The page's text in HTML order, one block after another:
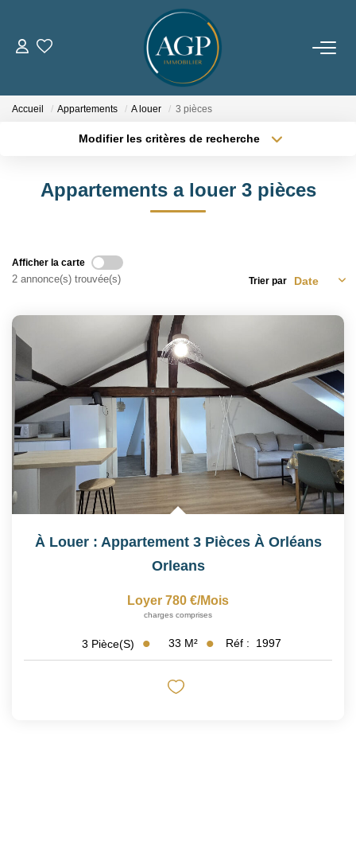
ACHETER
Nos Biens Vendus
NOTRE AGENCE
NOUS REJOINDRE
CONTACT
Accueil Appartements A louer 3 pièces
Modifier les critères de recherche
Type de bien
Appartements a louer 3 pièces
Afficher la carte
2 annonce(s) trouvée(s) Trier par
À Louer : Appartement 3 Pièces À Orléans
Orleans
Loyer 780 €/mois
charges comprises
3 Pièce(s) 33 M² Réf : 1997